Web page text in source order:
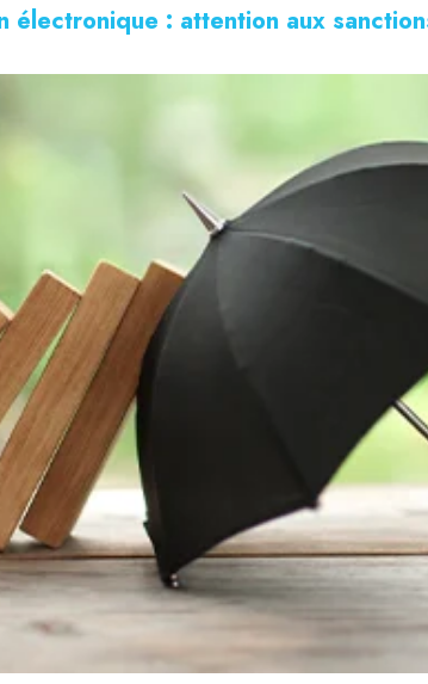
électronique : attention aux